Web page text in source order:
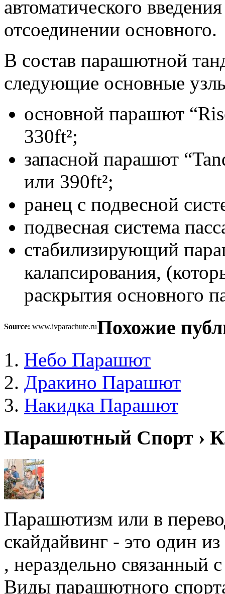
автоматического
отсоединении основного.
В состав парашютной
следующие основные
основной парашют
330ft²;
запасной парашют
или 390ft²;
ранец с подвесной
подвесная система
стабилизирующий
калапсирования,
раскрытия основного
Source: www.ivparachute.ruПохожие
Небо Парашют
Дракино Парашют
Накидка Парашют
Парашютный Спорт ›
Парашютизм или в
скайдайвинг - это один
, нераздельно
Виды парашютного